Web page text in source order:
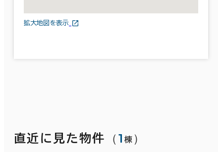
拡大地図を表示
直近に見た物件 （1 棟 ）